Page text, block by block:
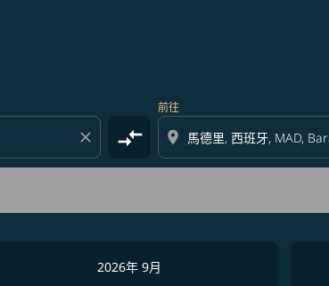
close compare_arrows
前往
location_on
2026年 9月